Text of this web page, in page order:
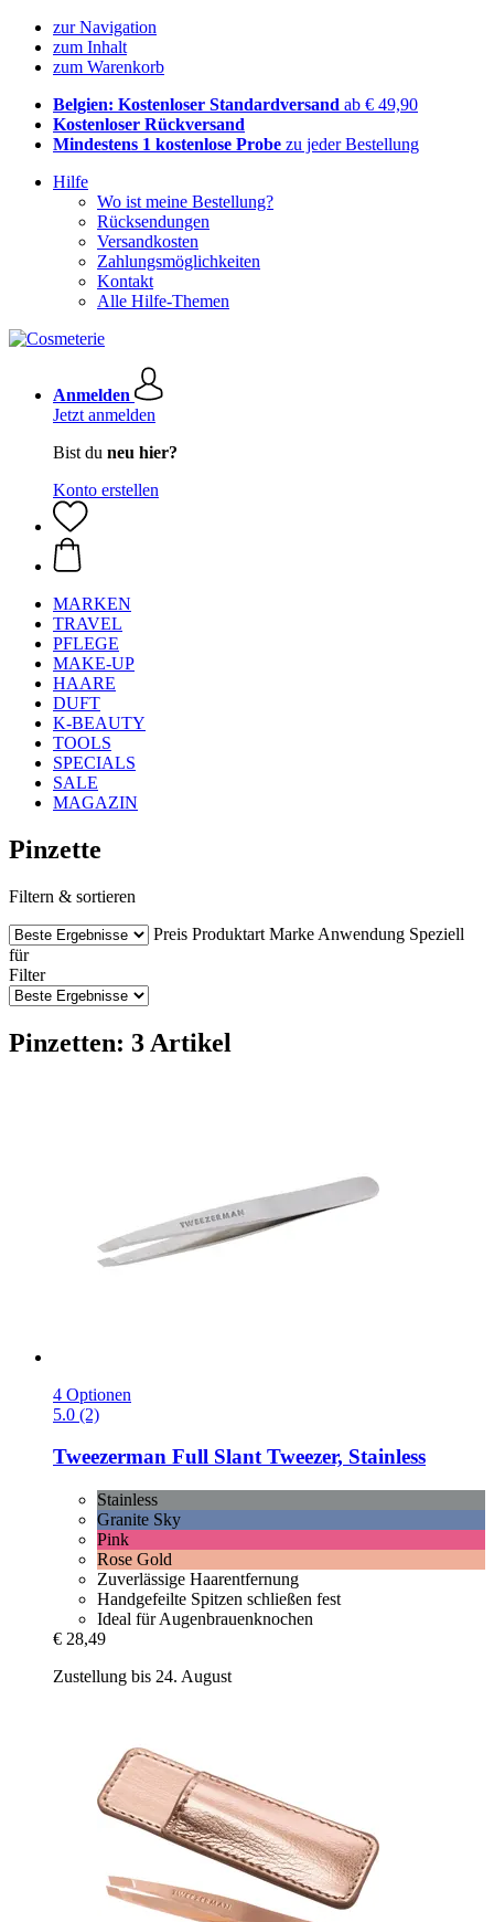
zur Navigation
zum Inhalt
zum Warenkorb
Belgien: Kostenloser Standardversand ab € 49,90
Kostenloser Rückversand
Mindestens 1 kostenlose Probe zu jeder Bestellung
Hilfe
Wo ist meine Bestellung?
Rücksendungen
Versandkosten
Zahlungsmöglichkeiten
Kontakt
Alle Hilfe-Themen
Anmelden
Jetzt anmelden
Bist du neu hier?
Konto erstellen
MARKEN
TRAVEL
PFLEGE
MAKE-UP
HAARE
DUFT
K-BEAUTY
TOOLS
SPECIALS
SALE
MAGAZIN
Pinzette
Filtern & sortieren
Preis Produktart Marke Anwendung Speziell
für
Filter
Pinzetten: 3 Artikel
4 Optionen
5.0 (2)
Tweezerman Full Slant Tweezer, Stainless
Stainless
Granite Sky
Pink
Rose Gold
Zuverlässige Haarentfernung
Handgefeilte Spitzen schließen fest
Ideal für Augenbrauenknochen
€ 28,49
Zustellung bis 24. August